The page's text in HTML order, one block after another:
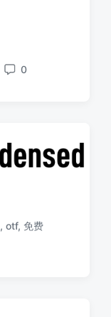
评
0
, otf, 免费